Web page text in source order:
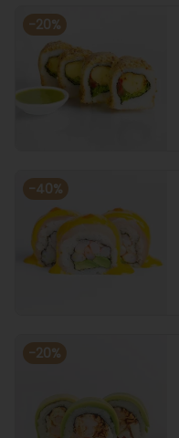
-20%
-40%
-20%